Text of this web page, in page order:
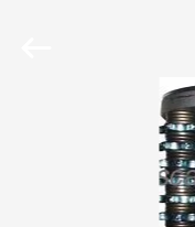
PRODOTTI